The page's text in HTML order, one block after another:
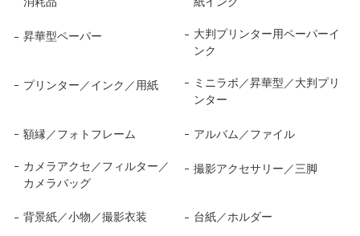
昇華型ペーパー
大判プリンター用ペーパーイ
ンク
プリンター／インク／用紙
ミニラボ／昇華型／大判プリ
ンター
額縁／フォトフレーム アルバム／ファイル
カメラアクセ／フィルター／
カメラバッグ
撮影アクセサリー／三脚
背景紙／小物／撮影衣装 台紙／ホルダー